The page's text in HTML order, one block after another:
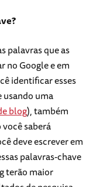
palavras que as
no Google e em
identificar esses
uma
blog), também
saberá
deve escrever em
palavras-chave
terão maior